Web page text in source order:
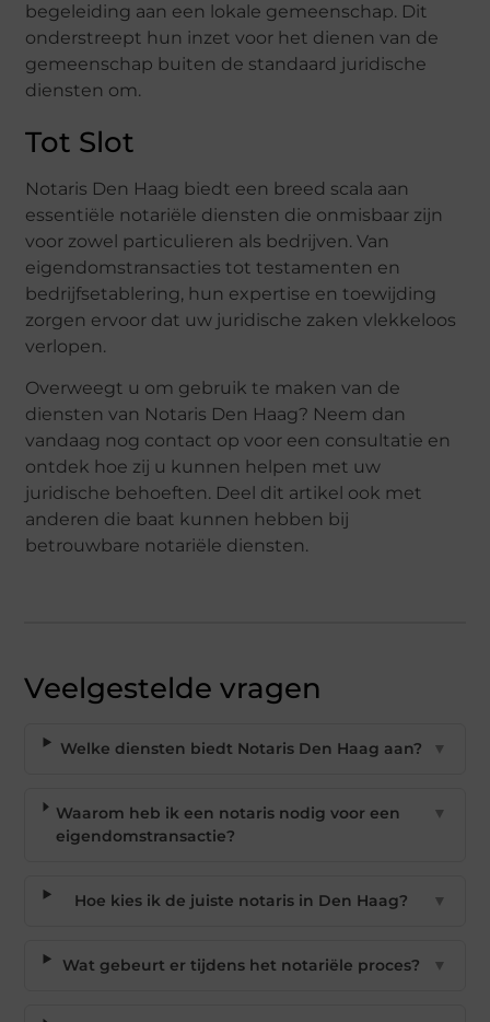
begeleiding aan een lokale gemeenschap. Dit
onderstreept hun inzet voor het dienen van de
gemeenschap buiten de standaard juridische
diensten om.
Tot Slot
Notaris Den Haag biedt een breed scala aan
essentiële notariële diensten die onmisbaar zijn
voor zowel particulieren als bedrijven. Van
eigendomstransacties tot testamenten en
bedrijfsetablering, hun expertise en toewijding
zorgen ervoor dat uw juridische zaken vlekkeloos
verlopen.
Overweegt u om gebruik te maken van de
diensten van Notaris Den Haag? Neem dan
vandaag nog contact op voor een consultatie en
ontdek hoe zij u kunnen helpen met uw
juridische behoeften. Deel dit artikel ook met
anderen die baat kunnen hebben bij
betrouwbare notariële diensten.
Veelgestelde vragen
Welke diensten biedt Notaris Den Haag aan? ▼
Waarom heb ik een notaris nodig voor een
eigendomstransactie?
▼
Hoe kies ik de juiste notaris in Den Haag? ▼
Wat gebeurt er tijdens het notariële proces? ▼